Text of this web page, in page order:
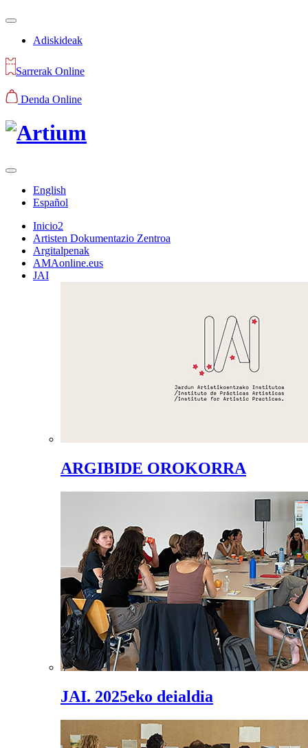
Adiskideak
Sarrerak Online
Denda Online
English
Español
Inicio2
Artisten Dokumentazio Zentroa
Argitalpenak
AMAonline.eus
JAI
ARGIBIDE OROKORRA
JAI. 2025eko deialdia